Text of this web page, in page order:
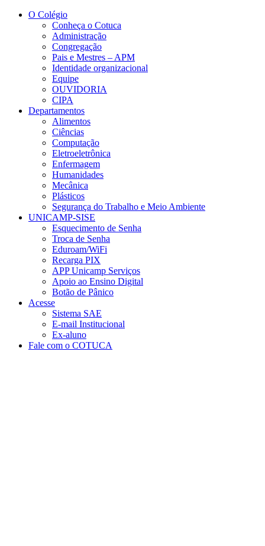
Página Inicial COTUCA –
Conteúdo principal
O Colégio
Conheça o Cotuca
Administração
Congregação
Pais e Mestres – APM
Identidade organizacional
Equipe
OUVIDORIA
CIPA
Departamentos
Alimentos
Ciências
Computação
Eletroeletrônica
Enfermagem
Humanidades
Mecânica
Plásticos
Segurança do Trabalho e Meio Ambiente
UNICAMP-SISE
Esquecimento de Senha
Troca de Senha
Eduroam/WiFi
Recarga PIX
APP Unicamp Serviços
Apoio ao Ensino Digital
Botão de Pânico
Acesse
Sistema SAE
E-mail Institucional
Ex-aluno
Fale com o COTUCA